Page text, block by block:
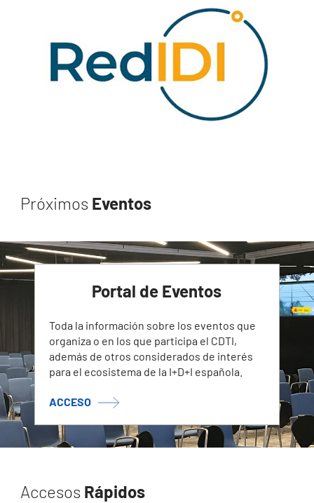
Próximos Eventos
Portal de Eventos
Toda la información sobre los eventos que
organiza o en los que participa el CDTI,
además de otros considerados de interés
para el ecosistema de la I+D+I española.
ACCESO
Accesos Rápidos